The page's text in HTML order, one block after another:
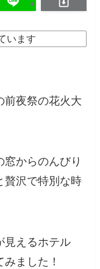
います
前夜祭の花火大
からのんびり
沢で特別な時
見えるホテル
ました！